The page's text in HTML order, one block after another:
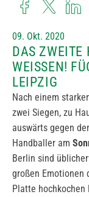
09. Okt. 2020
DAS ZWEITE
WEISSEN!
LEIPZIG
Nach einem
zwei Siegen, zu
auswärts gegen
Handballer am
Berlin sind
großen Emotionen
Platte